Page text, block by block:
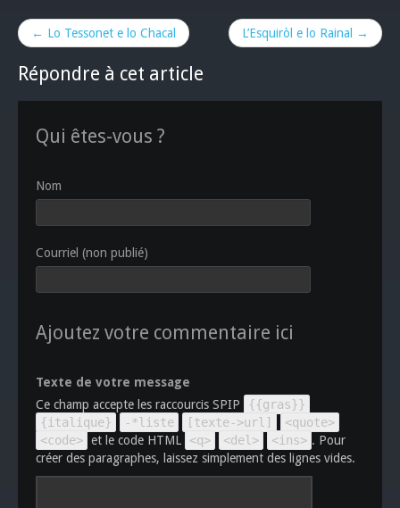
← Lo Tessonet e lo Chacal L’Esquiròl e lo Rainal →
Répondre à cet article
Qui êtes-vous ?
Nom
Courriel (non publié)
Ajoutez votre commentaire ici
Texte de votre message
Ce champ accepte les raccourcis SPIP
{{gras}}
{italique}
-*liste [texte->url]
<quote>
<code> et le code HTML <q> <del> <ins> . Pour
créer des paragraphes, laissez simplement des lignes vides.